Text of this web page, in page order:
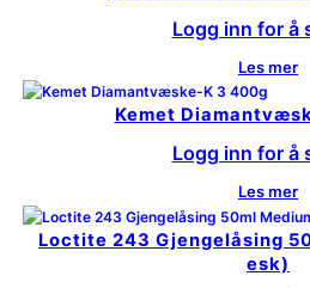
Logg inn for å
Les mer
Kemet
Logg inn for å
Les mer
Loctite 243 Gjengelåsing
esk)